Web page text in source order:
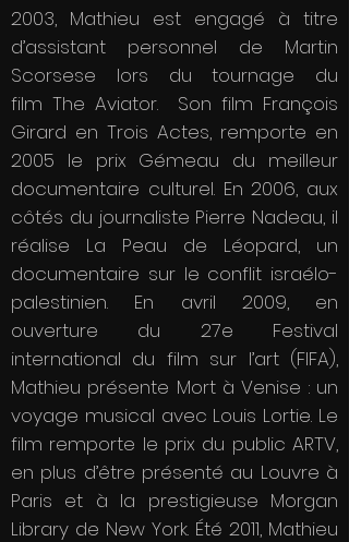
2003, Mathieu est engagé à titre
d’assistant personnel de Martin
Scorsese lors du tournage du
film The Aviator. Son film François
Girard en Trois Actes, remporte en
2005 le prix Gémeau du meilleur
documentaire culturel. En 2006, aux
côtés du journaliste Pierre Nadeau, il
réalise La Peau de Léopard, un
documentaire sur le conflit israélo-
palestinien. En avril 2009, en
ouverture du 27e Festival
international du film sur l’art (FIFA),
Mathieu présente Mort à Venise : un
voyage musical avec Louis Lortie. Le
film remporte le prix du public ARTV,
en plus d’être présenté au Louvre à
Paris et à la prestigieuse Morgan
Library de New York. Été 2011, Mathieu